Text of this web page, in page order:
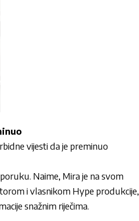
vijesti da je preminuo
Naime, Mira je na svom
i vlasnikom Hype produkcije,
snažnim riječima.